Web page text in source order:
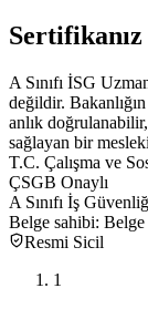
Sertifikanız
A Sınıfı İSG
değildir.
anlık
sağlayan bir
T.C. Çalışma ve
ÇSGB Onaylı
A Sınıfı İş
Belge sahibi: Belge
Resmi Sicil
1